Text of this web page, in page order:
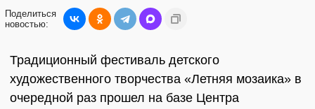
Поделиться
новостью:
Традиционный фестиваль детского
художественного творчества «Летняя мозаика» в
очередной раз прошел на базе Центра